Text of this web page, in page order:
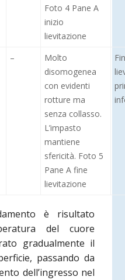
Foto 4 Pane A
inizio
lievitazione
–
Molto
disomogenea
con evidenti
rotture ma
senza collasso.
L’impasto
mantiene
sfericità. Foto 5
Pane A fine
lievitazione
è risultato
del cuore
gradualmente il
passando da
dell’ingresso nel